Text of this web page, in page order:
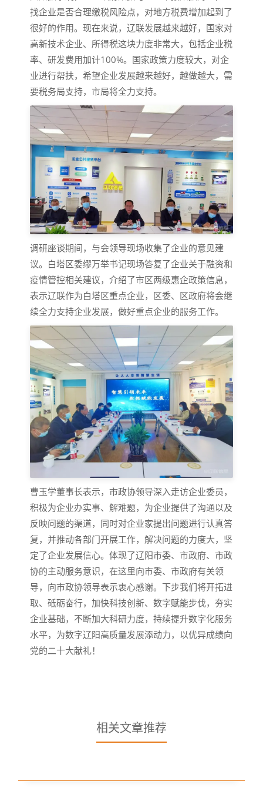
找企业是否合理缴税风险点，对地方税费增加起到了
很好的作用。现在来说，辽联发展越来越好，国家对
高新技术企业、所得税这块力度非常大，包括企业税
率、研发费用加计100%。国家政策力度较大，对企
业进行帮扶，希望企业发展越来越好，越做越大，需
要税务局支持，市局将全力支持。
调研座谈期间，与会领导现场收集了企业的意见建
议。白塔区委缪万举书记现场答复了企业关于融资和
疫情管控相关建议，介绍了市区两级惠企政策信息，
表示辽联作为白塔区重点企业，区委、区政府将会继
续全力支持企业发展，做好重点企业的服务工作。
曹玉学董事长表示，市政协领导深入走访企业委员，
积极为企业办实事、解难题，为企业提供了沟通以及
反映问题的渠道，同时对企业家提出问题进行认真答
复，并推动各部门开展工作，解决问题的力度大，坚
定了企业发展信心。体现了辽阳市委、市政府、市政
协的主动服务意识，在这里向市委、市政府有关领
导，向市政协领导表示衷心感谢。下步我们将开拓进
取、砥砺奋行，加快科技创新、数字赋能步伐，夯实
企业基础，不断加大科研力度，持续提升数字化服务
水平，为数字辽阳高质量发展添动力，以优异成绩向
党的二十大献礼！
相关文章推荐